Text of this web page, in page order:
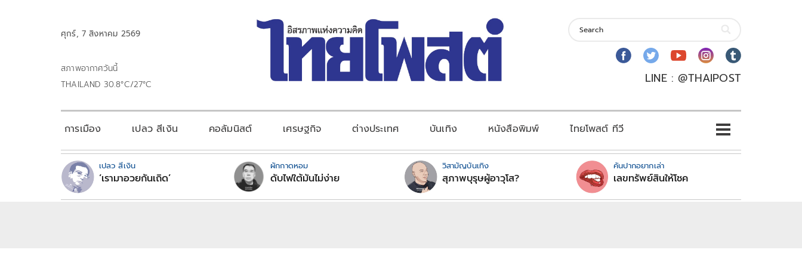
ศุกร์, 7 สิงหาคม 2569
สภาพอากาศวันนี้
THAILAND 30.8°C/27°C
LINE : @THAIPOST
การเมือง เปลว สีเงิน คอลัมนิสต์ เศรษฐกิจ ต่างประเทศ บันเทิง หนังสือพิมพ์ ไทยโพสต์ ทีวี
เปลว สีเงิน
‘เรามาอวยกันเถิด’
ผักกาดหอม
ดับไฟใต้มันไม่ง่าย
วิสามัญบันเทิง
สุภาพบุรุษผู้อาวุโส?
คันปากอยากเล่า
เลขทรัพย์สินให้โชค